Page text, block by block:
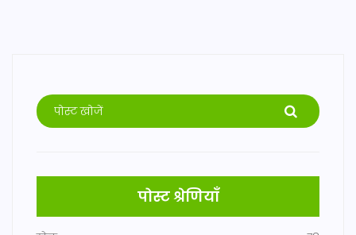
पोस्ट श्रेणियाँ